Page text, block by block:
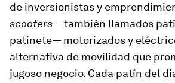
de inversionistas y
scooters —también llamados
patinete— motorizados y
alternativa de movilidad que
jugoso negocio. Cada patín del